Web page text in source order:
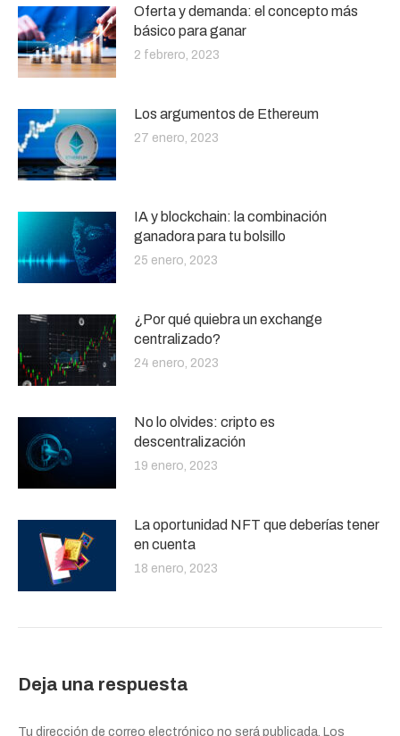
Oferta y demanda: el concepto más
básico para ganar
2 febrero, 2023
Los argumentos de Ethereum
27 enero, 2023
IA y blockchain: la combinación
ganadora para tu bolsillo
25 enero, 2023
¿Por qué quiebra un exchange
centralizado?
24 enero, 2023
No lo olvides: cripto es
descentralización
19 enero, 2023
La oportunidad NFT que deberías tener
en cuenta
18 enero, 2023
Deja una respuesta
Tu dirección de correo electrónico no será publicada. Los